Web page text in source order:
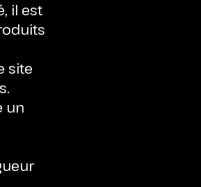
il est
site
un